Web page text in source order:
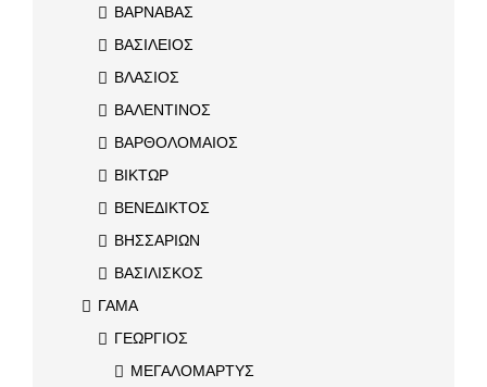
ΒΑΡΝΑΒΑΣ
ΒΑΣΙΛΕΙΟΣ
ΒΛΑΣΙΟΣ
ΒΑΛΕΝΤΙΝΟΣ
ΒΑΡΘΟΛΟΜΑΙΟΣ
ΒΙΚΤΩΡ
ΒΕΝΕΔΙΚΤΟΣ
ΒΗΣΣΑΡΙΩΝ
ΒΑΣΙΛΙΣΚΟΣ
ΓΑΜΑ
ΓΕΩΡΓΙΟΣ
ΜΕΓΑΛΟΜΑΡΤΥΣ